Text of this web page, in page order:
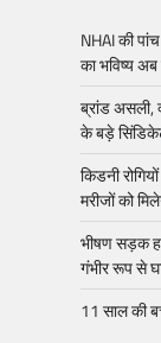
NHAI की
का भविष्य
ब्रांड असली,
के बड़े
किडनी
मरीजों को
भीषण सड़क
गंभीर रूप से
11 साल की